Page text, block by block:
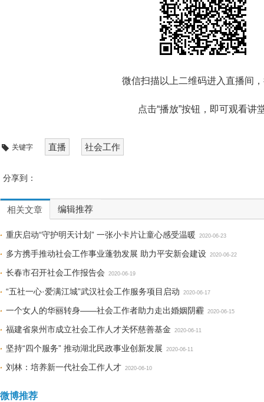
微信扫描以上二维码进入直播间
点击“播放”按钮，即可观看讲
关键字 直播 社会工作
分享到：
相关文章 编辑推荐
重庆启动“守护明天计划” 一张小卡片让童心感受温暖 2020-06-23
多方携手推动社会工作事业蓬勃发展 助力平安新会建设 2020-06-22
长春市召开社会工作报告会 2020-06-19
“五社一心·爱满江城”武汉社会工作服务项目启动 2020-06-17
一个女人的华丽转身——社会工作者助力走出婚姻阴霾 2020-06-15
福建省泉州市成立社会工作人才关怀慈善基金 2020-06-11
坚持“四个服务” 推动湖北民政事业创新发展 2020-06-11
刘林：培养新一代社会工作人才 2020-06-10
微博推荐